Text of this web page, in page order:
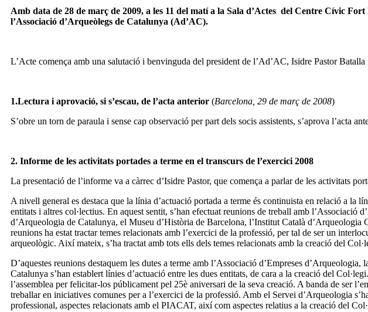
Amb data de 28 de març de 2009, a les 11 del matí a la Sala d’Actes del Centre Cívic
l’Associació d’Arqueòlegs de Catalunya (Ad’AC).
L’Acte comença amb una salutació i benvinguda del president de l’Ad’AC, Isidre Pastor
1.Lectura i aprovació, si s’escau, de l’acta anterior (Barcelona, 29 de març de 2008)
S’obre un torn de paraula i sense cap observació per part dels socis assistents, s’aprova l’acta
2. Informe de les activitats portades a terme en el transcurs de l’exercici 2008
La presentació de l’informe va a càrrec d’Isidre Pastor, que comença a parlar de les activitats
A nivell general es destaca que la línia d’actuació portada a terme és continuista en relació a la
entitats i altres col·lectius. En aquest sentit, s’han efectuat reunions de treball amb
d’Arqueologia de Catalunya, el Museu d’Història de Barcelona, l’Institut Català
reunions ha estat tractar temes relacionats amb l’exercici de la professió, per tal de ser un
arqueològic. Així mateix, s’ha tractat amb tots ells dels temes relacionats amb la creació del
D’aquestes reunions destaquem les dutes a terme amb l’Associació d’Empreses
Catalunya s’han establert línies d’actuació entre les dues entitats, de cara a la creació del
l’assemblea per felicitar-los públicament pel 25è aniversari de la seva creació. A banda de ser
treballar en iniciatives comunes per a l’exercici de la professió. Amb el Servei d’Arqueologia
professional, aspectes relacionats amb el PIACAT, així com aspectes relatius a la creació del